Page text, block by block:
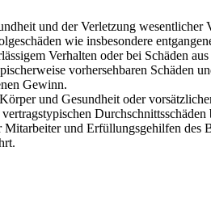
und der Verletzung
wie insbesondere
Verhalten oder bei Schäden
vorhersehbaren Schäden
Gewinn.
und Gesundheit oder
und Erfüllungsgehilfen des